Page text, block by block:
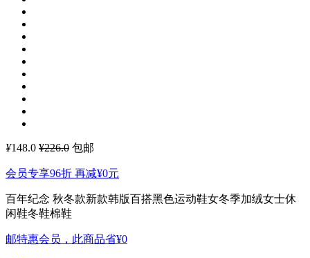
¥148.0 ¥226.0 包邮
会员专享96折 再减¥0元
百年纪念 秋冬款新款韩版百搭黑色运动鞋女冬季加绒女士休
闲鞋冬鞋棉鞋
邮特惠会员，此商品省¥0